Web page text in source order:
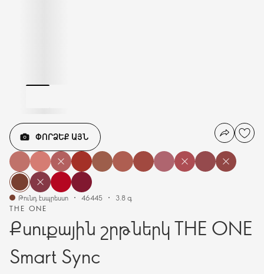
THE ONE
Քսուքային շրթներկ THE ONE
Smart Sync
ՓՈՐՁԵՔ ԱՅՆ
Թունդ էսպրեսսո 46445 3.8 գ